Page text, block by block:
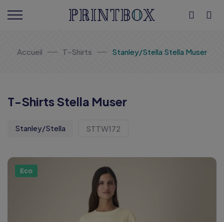
Accueil T-Shirts Stanley/Stella Stella Muser
Eco
T-Shirts Stella Muser
Stanley/Stella STTW172